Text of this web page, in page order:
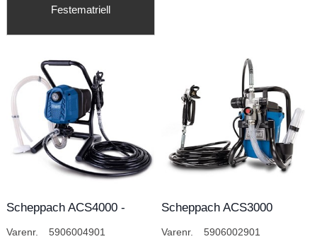
Festematriell
Scheppach ACS4000 -
Varenr. 5906004901
Scheppach ACS3000
Varenr. 5906002901